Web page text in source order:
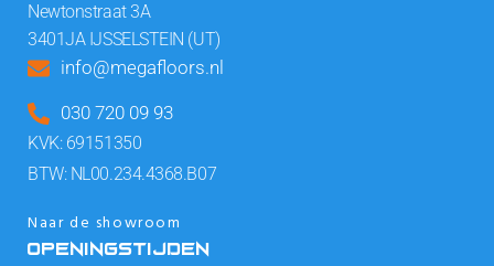
Newtonstraat 3A
3401JA IJSSELSTEIN (UT)
info@megafloors.nl
030 720 09 93
KVK: 69151350
BTW: NL00.234.4368.B07
Naar de showroom
OPENINGSTIJDEN